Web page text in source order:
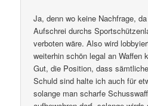
Ja, denn wo keine Nachfrage,
Aufschrei durchs
verboten wäre. Also wird
weiterhin schön legal an Waffen
Gut, die Position, dass
Schuld sind halte ich auch für
solange man scharfe